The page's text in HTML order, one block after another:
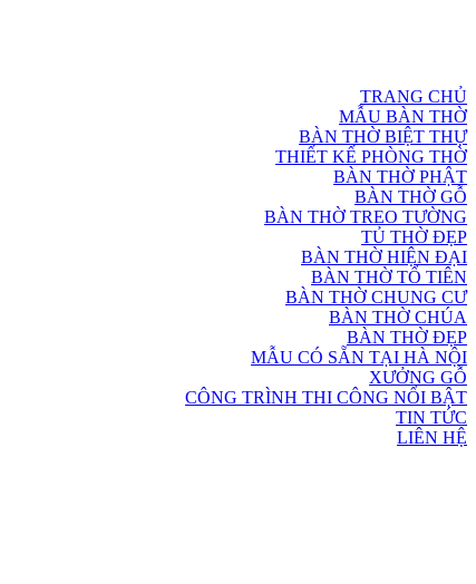
TRANG CHỦ
MẪU BÀN THỜ
BÀN THỜ BIỆT THỰ
THIẾT KẾ PHÒNG THỜ
BÀN THỜ PHẬT
BÀN THỜ GỖ
BÀN THỜ TREO TƯỜNG
TỦ THỜ ĐẸP
BÀN THỜ HIỆN ĐẠI
BÀN THỜ TỔ TIÊN
BÀN THỜ CHUNG CƯ
BÀN THỜ CHÚA
BÀN THỜ ĐẸP
MẪU CÓ SẴN TẠI HÀ NỘI
XƯỞNG GỖ
CÔNG TRÌNH THI CÔNG NỔI BẬT
TIN TỨC
LIÊN HỆ